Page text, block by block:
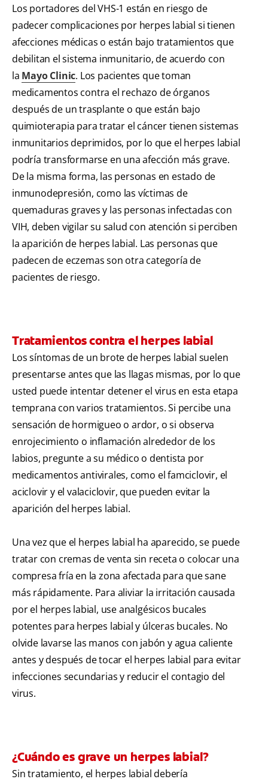
Los portadores del VHS-1 están en riesgo de
padecer complicaciones por herpes labial si tienen
afecciones médicas o están bajo tratamientos que
debilitan el sistema inmunitario, de acuerdo con
la Mayo Clinic. Los pacientes que toman
medicamentos contra el rechazo de órganos
después de un trasplante o que están bajo
quimioterapia para tratar el cáncer tienen sistemas
inmunitarios deprimidos, por lo que el herpes labial
podría transformarse en una afección más grave.
De la misma forma, las personas en estado de
inmunodepresión, como las víctimas de
quemaduras graves y las personas infectadas con
VIH, deben vigilar su salud con atención si perciben
la aparición de herpes labial. Las personas que
padecen de eczemas son otra categoría de
pacientes de riesgo.
Tratamientos contra el herpes labial
Los síntomas de un brote de herpes labial suelen
presentarse antes que las llagas mismas, por lo que
usted puede intentar detener el virus en esta etapa
temprana con varios tratamientos. Si percibe una
sensación de hormigueo o ardor, o si observa
enrojecimiento o inflamación alrededor de los
labios, pregunte a su médico o dentista por
medicamentos antivirales, como el famciclovir, el
aciclovir y el valaciclovir, que pueden evitar la
aparición del herpes labial.
Una vez que el herpes labial ha aparecido, se puede
tratar con cremas de venta sin receta o colocar una
compresa fría en la zona afectada para que sane
más rápidamente. Para aliviar la irritación causada
por el herpes labial, use analgésicos bucales
potentes para herpes labial y úlceras bucales. No
olvide lavarse las manos con jabón y agua caliente
antes y después de tocar el herpes labial para evitar
infecciones secundarias y reducir el contagio del
virus.
¿Cuándo es grave un herpes labial?
Sin tratamiento, el herpes labial debería